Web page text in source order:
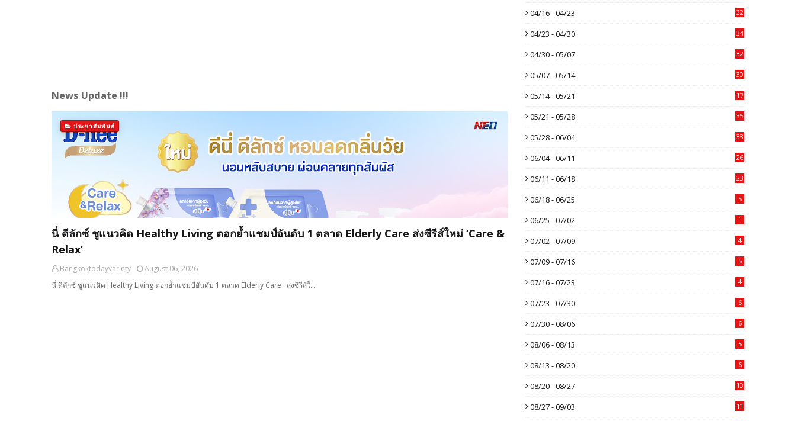
News Update !!!
ประชาสัมพันธ์
นี่ ดีลักซ์ ชูแนวคิด Healthy Living ตอกย้ำแชมป์อันดับ 1 ตลาด Elderly Care ส่งซีรีส์ใหม่ ‘Care &
Relax’
Bangkoktodayvariety
August 06, 2026
นี่ ดีลักซ์ ชูแนวคิด Healthy Living ตอกย้ำแชมป์อันดับ 1 ตลาด Elderly Care ส่งซีรีส์ใ…
04/16 - 04/23 32
04/23 - 04/30 34
04/30 - 05/07 32
05/07 - 05/14 30
05/14 - 05/21 17
05/21 - 05/28 35
05/28 - 06/04 33
06/04 - 06/11 26
06/11 - 06/18 23
06/18 - 06/25 5
06/25 - 07/02 1
07/02 - 07/09 4
07/09 - 07/16 5
07/16 - 07/23 4
07/23 - 07/30 6
07/30 - 08/06 6
08/06 - 08/13 5
08/13 - 08/20 6
08/20 - 08/27 10
08/27 - 09/03 11